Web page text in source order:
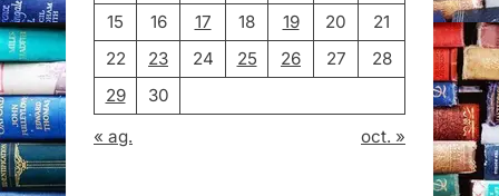
15
16 17 18 19 20
21
22
23 24 25 26 27
28
29
30
« ag.
oct. »